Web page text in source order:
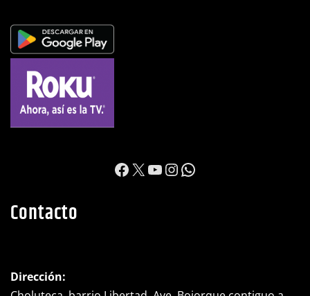
https://
X YouTube
Instagram
WhatsApp
Contacto
Dirección:
Choluteca, barrio Libertad, Ave. Bojorque contiguo a